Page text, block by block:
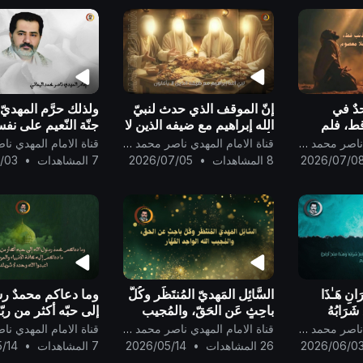
في
فلم
في
من
قناة الامام المهدي ناصر محمد اليماني
2026/07/
إنّ الموقف الذي حدث لنبيّ
الله إبراهيم مع ضيفه الذين لا
يأكلون شبيهٌ بمواقف الكاميرا
الخفيّة..
قناة الامام المهدي ناصر محمد اليماني
8 المشاهدات
•
2026/07/05
ولذلك حرَّم
جنّة النّعيم على
درجته فيها لجدّه
رسول الله..
7 المشاهدات •
03
هَـٰذَا
الله
قناة الامام المهدي ناصر محمد اليماني
2026/06/
السَّائِل المَهديّ المُنتَظَر وكُلُّ
باحِثٍ عَن الحَقّ، والمُجيب
الله الواحِد القَهَّار ..
قناة الامام المهدي ناصر محمد اليماني
26 المشاهدات
•
2026/05/14
وما دعاكم محمدٌ
إلى حبّه أكثر من
دعاكم إلى ما
كافة الأنبياء
7 المشاهدات •
14